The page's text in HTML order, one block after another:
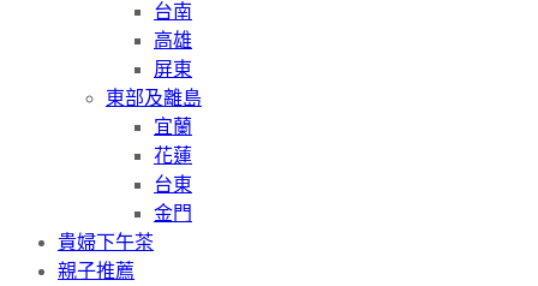
台南
高雄
屏東
東部及離島
宜蘭
花蓮
台東
金門
貴婦下午茶
親子推薦